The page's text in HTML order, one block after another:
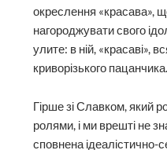
окреслення «красава»,
нагороджувати свого
улите: в ній, «красаві»,
криворізького пацанчика.
Гірше зі Славком, який
ролями, і ми врешті не
сповнена